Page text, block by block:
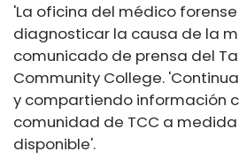
'La oficina del médico
diagnosticar la causa de la
comunicado de prensa del
Community College.
y compartiendo información
comunidad de TCC a
disponible'.